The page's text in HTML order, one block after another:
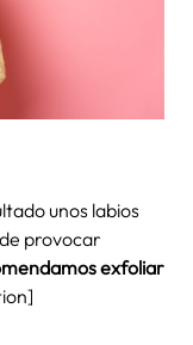
unos labios
provocar
exfoliar